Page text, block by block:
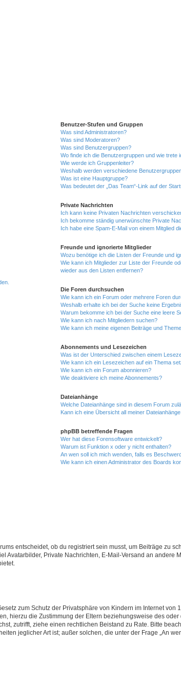
Benutzer-Stufen und Gruppen
Was sind Administratoren?
Was sind Moderatoren?
Was sind Benutzergruppen?
Wo finde ich die Benutzergruppen und wie trete
Wie werde ich Gruppenleiter?
Weshalb werden verschiedene
Was ist eine Hauptgruppe?
Was bedeutet der „Das Team“-Link auf der
Private Nachrichten
Ich kann keine Privaten Nachrichten
Ich bekomme ständig unerwünschte Private
Ich habe eine Spam-E-Mail von einem Mitglied
Freunde und ignorierte Mitglieder
Wozu benötige ich die Listen der Freunde und
Wie kann ich Mitglieder zur Liste der Freunde
wieder aus den Listen entfernen?
Die Foren durchsuchen
Wie kann ich ein Forum oder mehrere Foren
Weshalb erhalte ich bei der Suche keine
Warum bekomme ich bei der Suche eine leere
Wie kann ich nach Mitgliedern suchen?
Wie kann ich meine eigenen Beiträge und
Abonnements und Lesezeichen
Was ist der Unterschied zwischen einem
Wie kann ich ein Lesezeichen auf ein Thema
Wie kann ich ein Forum abonnieren?
Wie deaktiviere ich meine Abonnements?
Dateianhänge
Welche Dateianhänge sind in diesem Forum
Kann ich eine Übersicht all meiner
phpBB betreffende Fragen
Wer hat diese Forensoftware entwickelt?
Warum ist Funktion x oder y nicht enthalten?
An wen soll ich mich wenden, falls es
Wie kann ich einen Administrator des Boards
entscheidet, ob du registriert sein musst, um Beiträge zu
Avatarbilder, Private Nachrichten, E-Mail-Versand an andere
zum Schutz der Privatsphäre von Kindern im Internet
hierzu die Zustimmung der Eltern beziehungsweise des
zutrifft, ziehe einen rechtlichen Beistand zu Rate. Bitte
jeglicher Art ist; außer solchen, die unter der Frage „An